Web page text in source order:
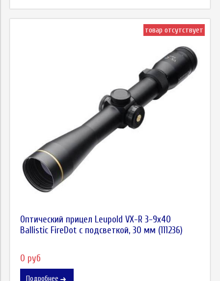
товар отсутствует
Оптический прицел Leupold VX-R 3-9x40
Ballistic FireDot c подсветкой, 30 мм (111236)
0 руб
Подробнее